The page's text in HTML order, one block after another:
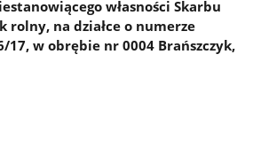
własności Skarbu
rolny, na działce o numerze
w obrębie nr 0004 Brańszczyk,